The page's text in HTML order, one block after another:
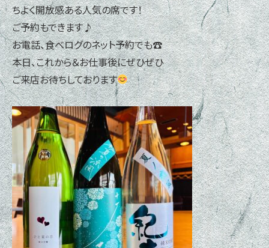
ちよく開放感ある人気の席です！
ご予約もできます♪
お電話、食べログのネット予約でも☎
本日、これから＆お仕事後にぜひぜひ
ご来店お待ちしております